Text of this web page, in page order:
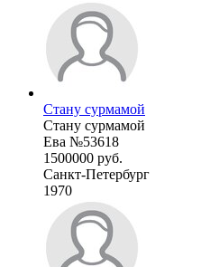
Стану сурмамой
Стану сурмамой
Ева №53618
1500000 руб.
Санкт-Петербург
1970